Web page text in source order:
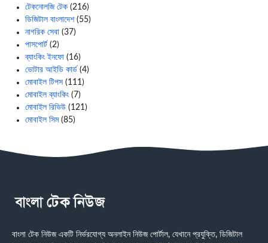
টেকনোলজি টেক (216)
ডিজিটাল বাংলাদেশ(55)
নাগরিক সেবা (37)
পাসপোর্ট (2)
ব্যাংকিং ইনফো (16)
ভোটার আইডি কার্ড (4)
মোবাইল টিপস (111)
মোবাইল ব্যাংকিং (7)
মোবাইল রিভিউ (121)
মোবাইল সিম(85)
বাংলা টেক নিউজ একটি নির্ভরযোগ্য অনলাইন নিউজ পোর্টাল, যেখানে প্রযুক্তি, ডিজিটাল